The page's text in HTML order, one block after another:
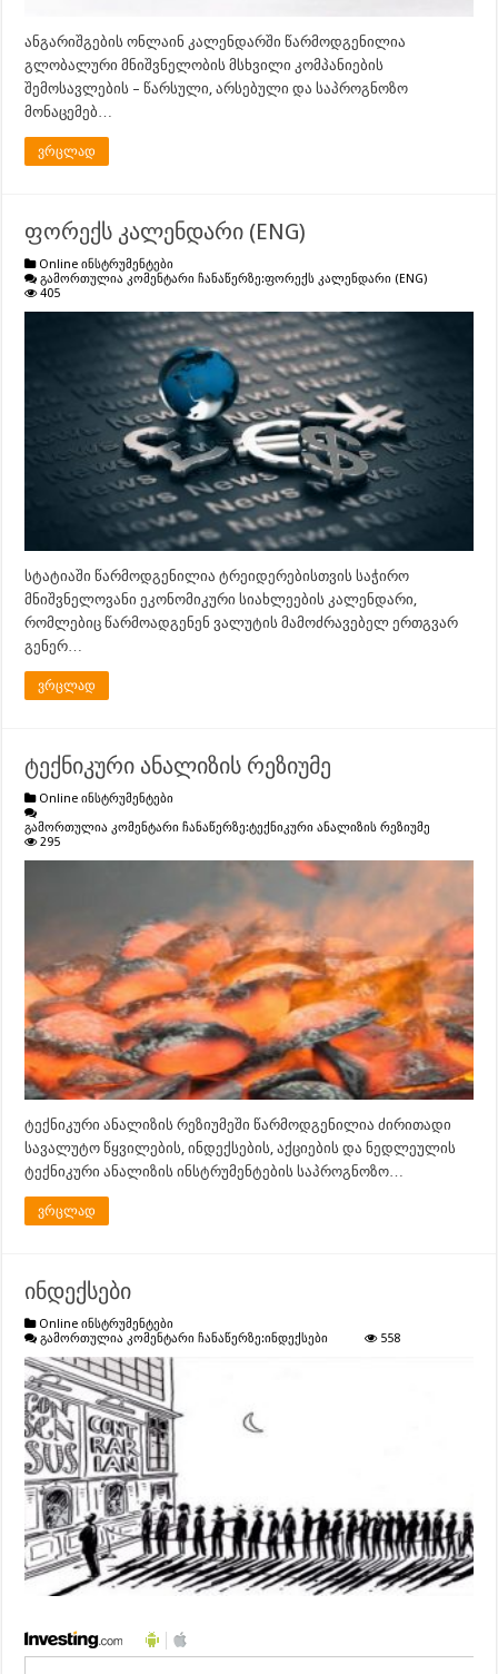
ანგარიშგების ონლაინ კალენდარში წარმოდგენილია
გლობალური მნიშვნელობის მსხვილი კომპანიების
შემოსავლების – წარსული, არსებული და საპროგნოზო
მონაცემებ…
ვრცლად
ფორექს კალენდარი (ENG)
Online ინსტრუმენტები
გამორთულია კომენტარი ჩანაწერზე:ფორექს კალენდარი (ENG)
405
სტატიაში წარმოდგენილია ტრეიდერებისთვის საჭირო
მნიშვნელოვანი ეკონომიკური სიახლეების კალენდარი,
რომლებიც წარმოადგენენ ვალუტის მამოძრავებელ ერთგვარ
გენერ…
ვრცლად
ტექნიკური ანალიზის რეზიუმე
Online ინსტრუმენტები
გამორთულია კომენტარი ჩანაწერზე:ტექნიკური ანალიზის რეზიუმე
295
ტექნიკური ანალიზის რეზიუმეში წარმოდგენილია ძირითადი
სავალუტო წყვილების, ინდექსების, აქციების და ნედლეულის
ტექნიკური ანალიზის ინსტრუმენტების საპროგნოზო…
ვრცლად
ინდექსები
Online ინსტრუმენტები
გამორთულია კომენტარი ჩანაწერზე:ინდექსები 558